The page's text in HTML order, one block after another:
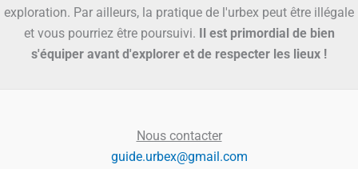
exploration. Par ailleurs, la pratique de l'urbex peut être illégale
et vous pourriez être poursuivi. Il est primordial de bien
s'équiper avant d'explorer et de respecter les lieux !
Nous contacter
guide.urbex@gmail.com